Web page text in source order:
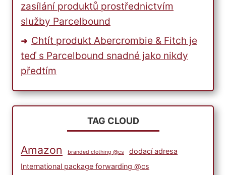
zasílání produktů prostřednictvím
služby Parcelbound
Chtít produkt Abercrombie & Fitch je
teď s Parcelbound snadné jako nikdy
předtím
TAG CLOUD
Amazon branded clothing @cs
dodací adresa
International package forwarding @cs